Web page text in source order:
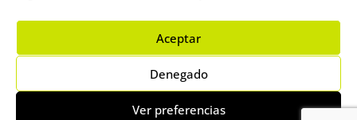
Aceptar
Denegado
Ver preferencias
info@academiacartablanca.es